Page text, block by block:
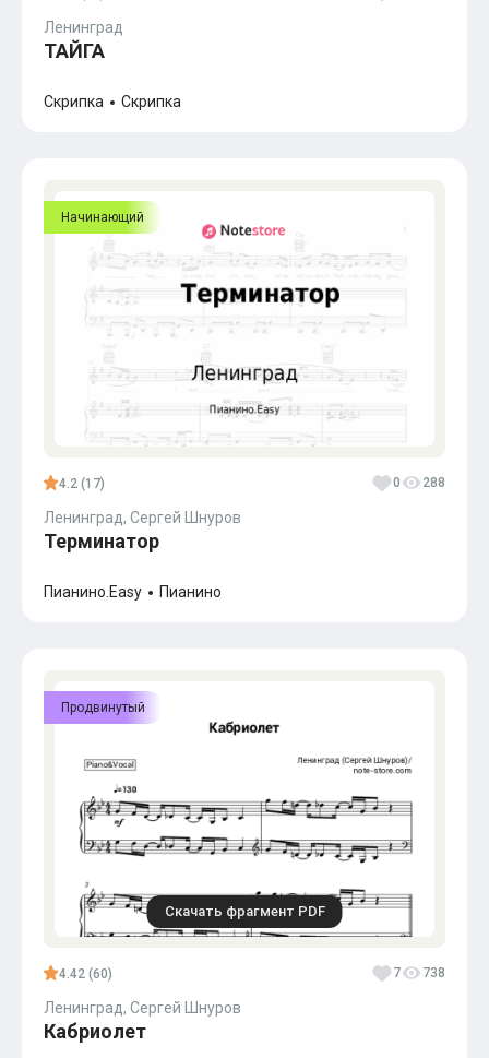
Популярное
Бесплатные
Ленинград
ТАЙГА
Скрипка Скрипка
Начинающий
4.2 (17) 0 288
Ленинград, Сергей Шнуров
Терминатор
Пианино.Easy Пианино
Продвинутый
Скачать фрагмент PDF
4.42 (60) 7 738
Ленинград, Сергей Шнуров
Кабриолет